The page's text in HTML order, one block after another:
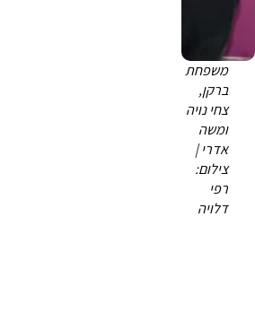
משפחת
ברקן,
צחי נויה
ומשה
אדרי |
צילום:
רפי
דלויה